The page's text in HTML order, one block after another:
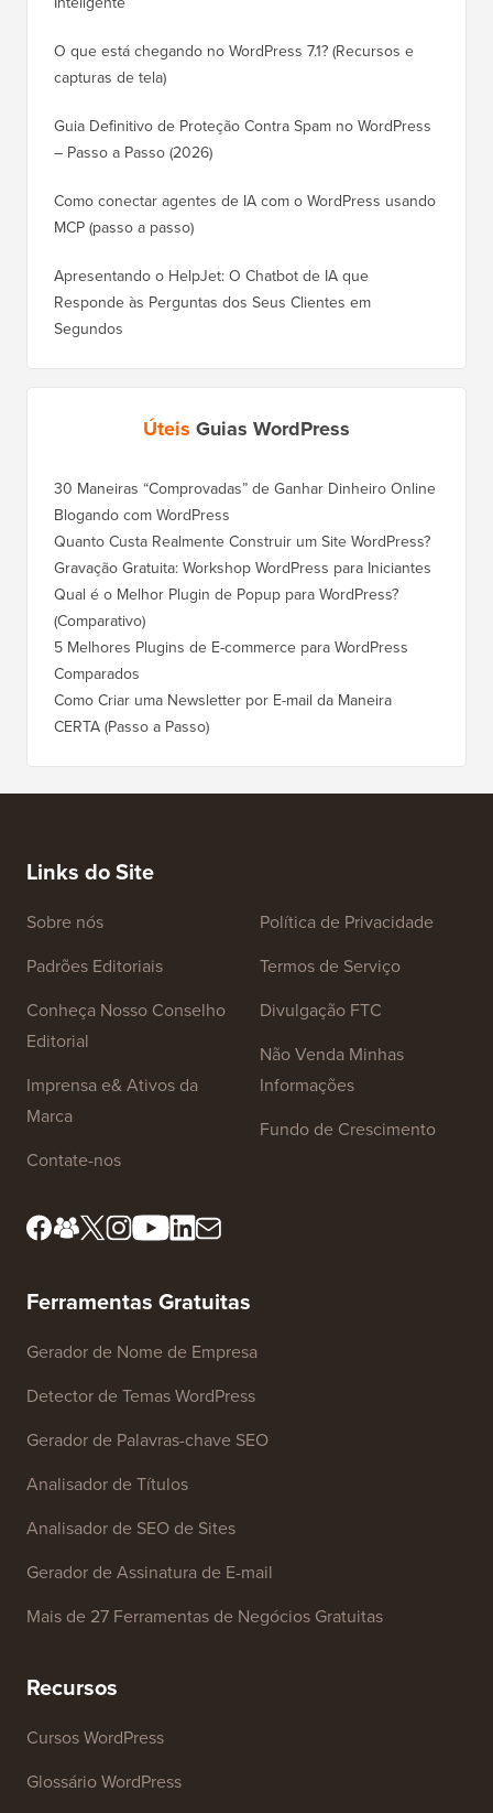
O que está chegando no WordPress 7.1? (Recursos e
capturas de tela)
Guia Definitivo de Proteção Contra Spam no WordPress
– Passo a Passo (2026)
Como conectar agentes de IA com o WordPress usando
MCP (passo a passo)
Apresentando o HelpJet: O Chatbot de IA que
Responde às Perguntas dos Seus Clientes em
Segundos
Úteis Guias WordPress
30 Maneiras “Comprovadas” de Ganhar Dinheiro Online
Blogando com WordPress
Quanto Custa Realmente Construir um Site WordPress?
Gravação Gratuita: Workshop WordPress para Iniciantes
Qual é o Melhor Plugin de Popup para WordPress?
(Comparativo)
5 Melhores Plugins de E-commerce para WordPress
Comparados
Como Criar uma Newsletter por E-mail da Maneira
CERTA (Passo a Passo)
Links do Site
Sobre nós
Padrões Editoriais
Conheça Nosso Conselho
Editorial
Imprensa e& Ativos da
Marca
Contate-nos
Política de Privacidade
Termos de Serviço
Divulgação FTC
Não Venda Minhas
Informações
Fundo de Crescimento
Ferramentas Gratuitas
Gerador de Nome de Empresa
Detector de Temas WordPress
Gerador de Palavras-chave SEO
Analisador de Títulos
Analisador de SEO de Sites
Gerador de Assinatura de E-mail
Mais de 27 Ferramentas de Negócios Gratuitas
Recursos
Cursos WordPress
Glossário WordPress